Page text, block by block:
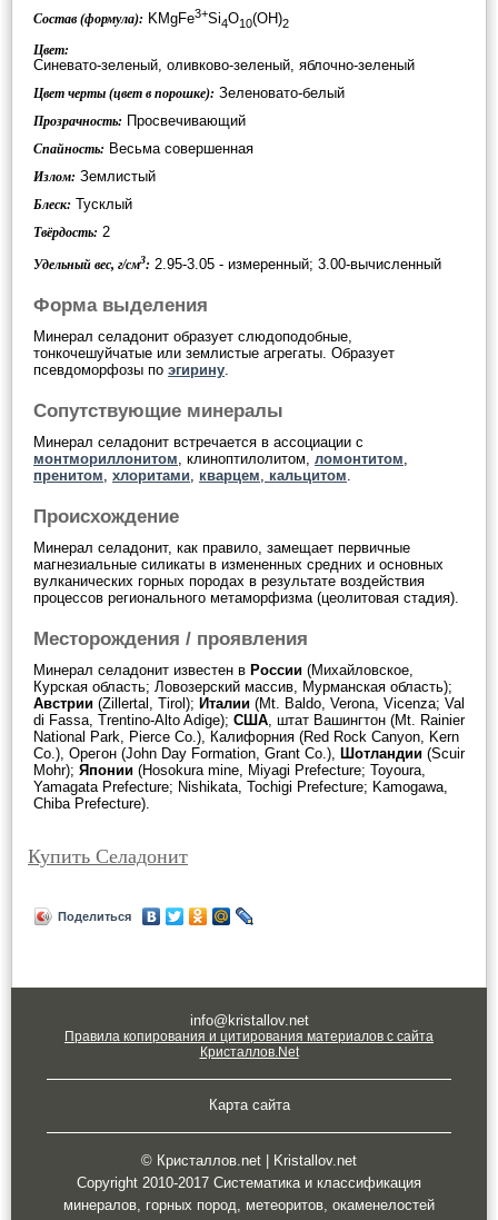
Состав (формула): KMgFe3+Si4O10(OH)2
Цвет:
Синевато-зеленый, оливково-зеленый, яблочно-зеленый
Цвет черты (цвет в порошке): Зеленовато-белый
Прозрачность: Просвечивающий
Спайность: Весьма совершенная
Излом: Землистый
Блеск: Тусклый
Твёрдость: 2
Удельный вес, г/см3: 2.95-3.05 - измеренный; 3.00-вычисленный
Форма выделения
Минерал селадонит образует слюдоподобные,
тонкочешуйчатые или землистые агрегаты. Образует
псевдоморфозы по эгирину
Сопутствующие минералы
Минерал селадонит встречается в ассоциации с
монтмориллонитом , клиноптилолитом, ломонтитом
пренитом хлоритами кварцем кальцитом
Происхождение
Минерал селадонит, как правило, замещает первичные
магнезиальные силикаты в измененных средних и основных
вулканических горных породах в результате воздействия
процессов регионального метаморфизма (цеолитовая стадия).
Месторождения / проявления
Минерал селадонит известен в России (Михайловское,
Курская область; Ловозерский массив, Мурманская область);
Австрии (Zillertal, Tirol); Италии (Mt. Baldo, Verona, Vicenza; Val
di Fassa, Trentino-Alto Adige); США , штат Вашингтон (Mt. Rainier
National Park, Pierce Co.), Калифорния (Red Rock Canyon, Kern
Co.), Орегон (John Day Formation, Grant Co.), Шотландии (Scuir
Mohr); Японии (Hosokura mine, Miyagi Prefecture; Toyoura,
Yamagata Prefecture; Nishikata, Tochigi Prefecture; Kamogawa,
Chiba Prefecture).
Купить Селадонит
Поделиться
info@kristallov.net
Правила копирования и цитирования материалов с сайта
Кристаллов.Net
Карта сайта
© Кристаллов.net | Kristallov.net
Copyright 2010-2017 Систематика и классификация
минералов, горных пород, метеоритов, окаменелостей